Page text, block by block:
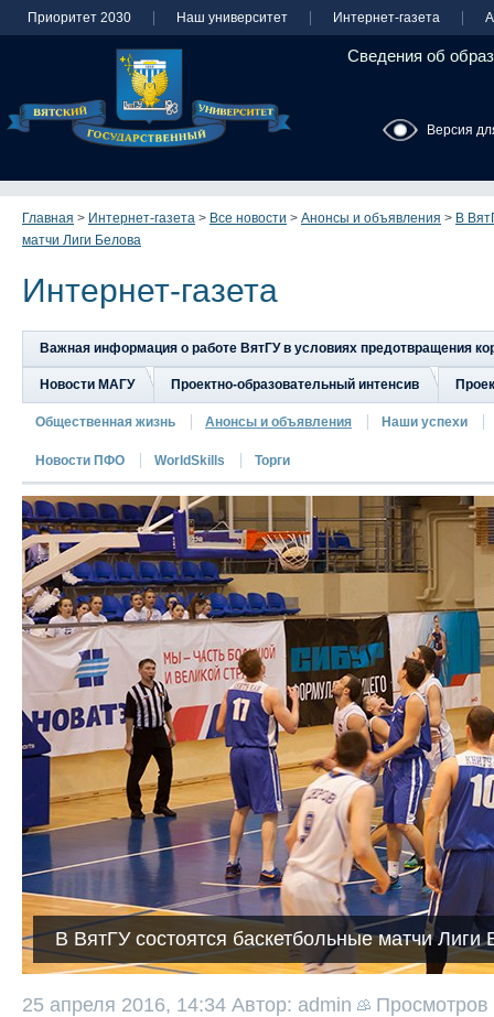
Приоритет 2030 Наш университет Интернет-газета
Сведения об
Версия
Главная > Интернет-газета > Все новости > Анонсы и объявления > В
матчи Лиги Белова
Интернет-газета
Важная информация о работе ВятГУ в условиях предотвращения
Новости МАГУ Проектно-образовательный интенсив
Общественная жизнь Анонсы и объявления Наши успехи
Новости ПФО WorldSkills Торги
В ВятГУ состоятся баскетбольные матчи Лиги
25 апреля 2016, 14:34 Автор: admin
Просмотров